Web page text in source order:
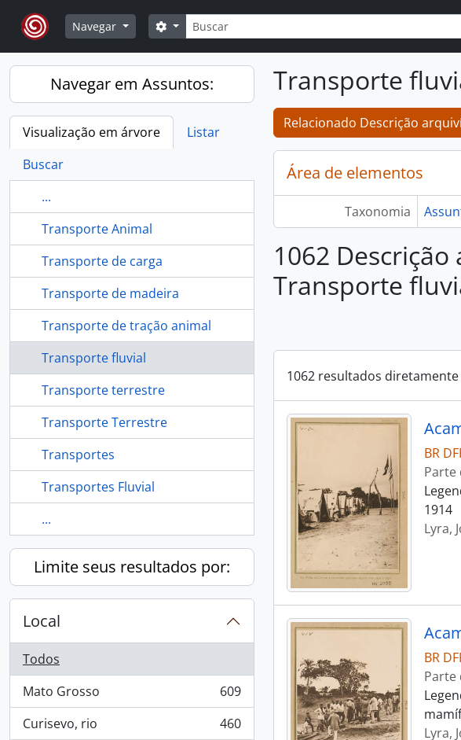
Skip to main content
Navegar
Buscar
Opções de busca
Navegar em Assuntos:
Visualização em árvore
Listar
Buscar
...
Transporte Animal
Transporte de carga
Transporte de madeira
Transporte de tração animal
Transporte fluvial
Transporte terrestre
Transporte Terrestre
Transportes
Transportes Fluvial
...
Limite seus resultados por:
Local
Todos
Mato Grosso
, 609 resultados
609
Curisevo, rio
, 460 resultados
460
Transporte
Relacionado Descrição
Área de elementos
Taxonomia
1062
Transporte
1062 resultados
BR
Parte
1914
Lyra,
BR
Parte
Lyra,